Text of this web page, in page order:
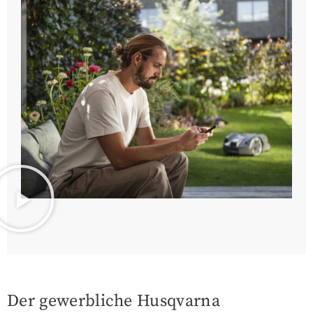
Der gewerbliche Husqvarna